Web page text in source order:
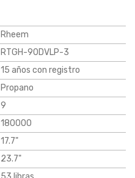
Rheem
RTGH-90DVLP-3
15 años con registro
Propano
9
180000
17.7"
23.7"